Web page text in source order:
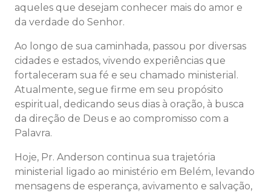
aqueles que desejam conhecer mais do amor e
da verdade do Senhor.
Ao longo de sua caminhada, passou por diversas
cidades e estados, vivendo experiências que
fortaleceram sua fé e seu chamado ministerial.
Atualmente, segue firme em seu propósito
espiritual, dedicando seus dias à oração, à busca
da direção de Deus e ao compromisso com a
Palavra.
Hoje, Pr. Anderson continua sua trajetória
ministerial ligado ao ministério em Belém, levando
mensagens de esperança, avivamento e salvação,